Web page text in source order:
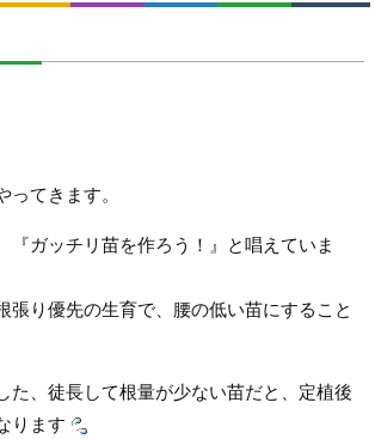
てきます。
『ガッチリ苗を作ろう！』と唱えていま
張り優先の生育で、腰の低い苗にすること
た、徒長して根量が少ない苗だと、定植後
ります